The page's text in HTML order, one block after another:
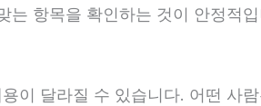
는 항목을 확인하는 것이 안정적
이 달라질 수 있습니다. 어떤 사